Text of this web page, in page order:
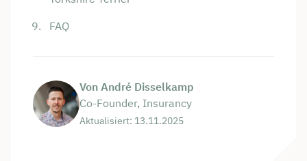
FAQ
Von André Disselkamp
Co-Founder, Insurancy
Aktualisiert: 13.11.2025